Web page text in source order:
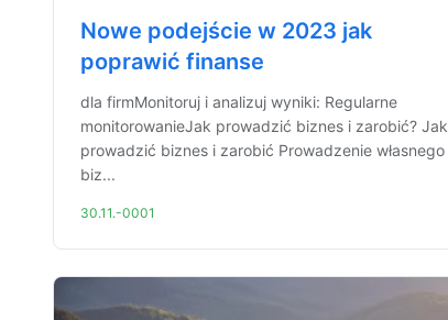
Nowe podejście w 2023 jak
poprawić finanse
dla firmMonitoruj i analizuj wyniki: Regularne
monitorowanieJak prowadzić biznes i zarobić? Jak
prowadzić biznes i zarobić Prowadzenie własnego
biz...
30.11.-0001